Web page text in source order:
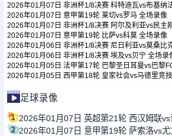
足球新闻
篮球新闻
2026年01月07日 非洲杯1/8决赛 科特迪瓦vs布基纳
2026年01月07日 意甲第19轮 莱切vs罗马 全场录像
2026年01月07日 非洲杯1/8决赛 阿尔及利亚vs民主
2026年01月07日 意甲第19轮 比萨vs科莫 全场录像
2026年01月06日 非洲杯1/8决赛 尼日利亚vs莫桑比
2026年01月06日 非洲杯1/8决赛 埃及vs贝宁 全场录
2026年01月05日 法甲第17轮 巴黎圣日耳曼vs巴黎
2026年01月05日 西甲第18轮 皇家社会vs马德里竞
足球录像
1 2026年01月07日 英超第21轮 西汉姆联
2 2026年01月07日 意甲第19轮 萨索洛vs